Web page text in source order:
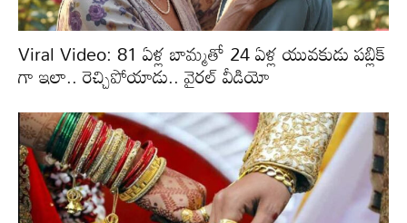
Viral Video: 81 ఏళ్ల బామ్మతో 24 ఏళ్ల యువకుడు పబ్లిక్
గా ఇలా.. రెచ్చిపోయాడు.. వైరల్ వీడియో